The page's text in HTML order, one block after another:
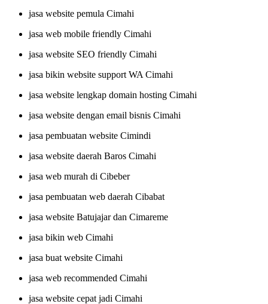
jasa website pemula Cimahi
jasa web mobile friendly Cimahi
jasa website SEO friendly Cimahi
jasa bikin website support WA Cimahi
jasa website lengkap domain hosting Cimahi
jasa website dengan email bisnis Cimahi
jasa pembuatan website Cimindi
jasa website daerah Baros Cimahi
jasa web murah di Cibeber
jasa pembuatan web daerah Cibabat
jasa website Batujajar dan Cimareme
jasa bikin web Cimahi
jasa buat website Cimahi
jasa web recommended Cimahi
jasa website cepat jadi Cimahi